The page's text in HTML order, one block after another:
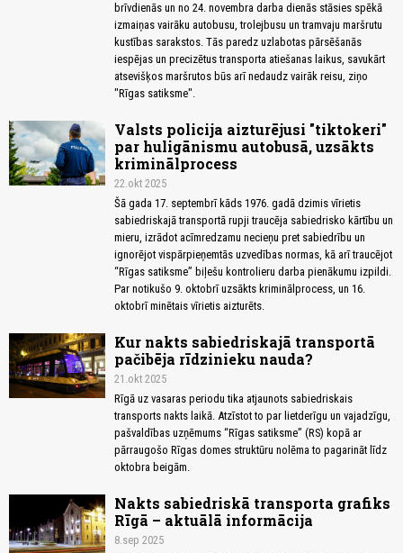
brīvdienās un no 24. novembra darba dienās stāsies spēkā
izmaiņas vairāku autobusu, trolejbusu un tramvaju maršrutu
kustības sarakstos. Tās paredz uzlabotas pārsēšanās
iespējas un precizētus transporta atiešanas laikus, savukārt
atsevišķos maršrutos būs arī nedaudz vairāk reisu, ziņo
"Rīgas satiksme".
Valsts policija aizturējusi "tiktokeri"
par huligānismu autobusā, uzsākts
kriminālprocess
22.okt 2025
Šā gada 17. septembrī kāds 1976. gadā dzimis vīrietis
sabiedriskajā transportā rupji traucēja sabiedrisko kārtību un
mieru, izrādot acīmredzamu necieņu pret sabiedrību un
ignorējot vispārpieņemtās uzvedības normas, kā arī traucējot
“Rīgas satiksme” biļešu kontrolieru darba pienākumu izpildi.
Par notikušo 9. oktobrī uzsākts kriminālprocess, un 16.
oktobrī minētais vīrietis aizturēts.
Kur nakts sabiedriskajā transportā
pačibēja rīdzinieku nauda?
21.okt 2025
Rīgā uz vasaras periodu tika atjaunots sabiedriskais
transports nakts laikā. Atzīstot to par lietderīgu un vajadzīgu,
pašvaldības uzņēmums “Rīgas satiksme” (RS) kopā ar
pārraugošo Rīgas domes struktūru nolēma to pagarināt līdz
oktobra beigām.
Nakts sabiedriskā transporta grafiks
Rīgā – aktuālā informācija
8.sep 2025